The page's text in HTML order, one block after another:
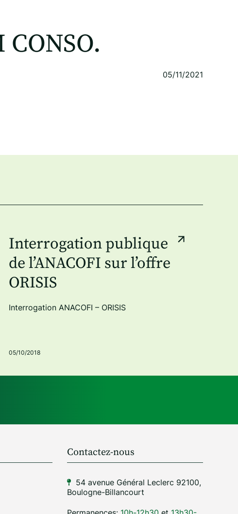
05/11/2021
Interrogation publique
de l’ANACOFI sur l’offre
ORISIS
Interrogation ANACOFI – ORISIS
05/10/2018
Contactez-nous
54 avenue Général Leclerc 92100,
Boulogne-Billancourt